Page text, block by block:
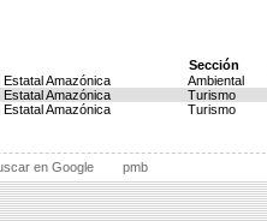
Sección
Amazónica Ambiental
Amazónica Turismo
Amazónica Turismo
en Google pmb